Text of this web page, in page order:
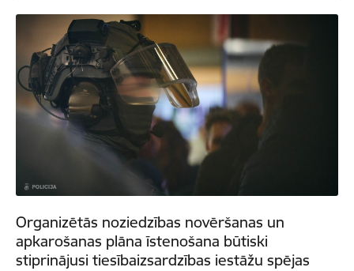
Organizētās noziedzības novēršanas un
apkarošanas plāna īstenošana būtiski
stiprinājusi tiesībaizsardzības iestāžu spējas